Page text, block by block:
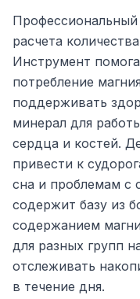
Профессиональный
расчета
Инструмент
потребление
поддерживать
минерал для
сердца и костей.
привести к
сна и проблемам с
содержит базу из
содержанием
для разных групп
отслеживать
в течение дня.